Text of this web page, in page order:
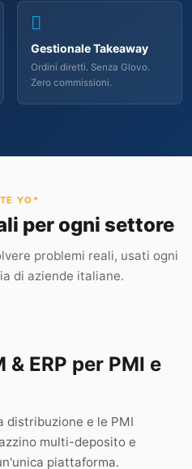
Gestionale Takeaway
Ordini diretti. Senza Glovo.
Zero commissioni.
YO*
per ogni settore
problemi reali, usati ogni
di aziende italiane.
ERP per PMI e
distribuzione e le PMI
multi-deposito e
piattaforma.